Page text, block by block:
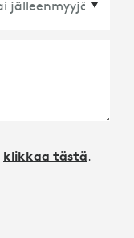
klikkaa tästä.